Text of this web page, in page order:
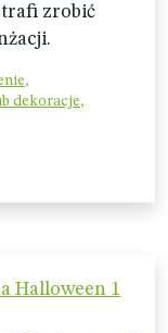
zrobić
,
dekoracje,
Halloween 1